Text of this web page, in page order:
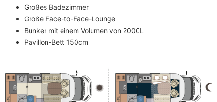
Großes Badezimmer
Große Face-to-Face-Lounge
Bunker mit einem Volumen von 2000L
Pavillon-Bett 150cm